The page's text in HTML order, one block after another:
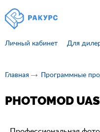
Личный кабинет Для
Главная Программные
PHOTOMOD UAS